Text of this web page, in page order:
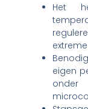
Het
eigen